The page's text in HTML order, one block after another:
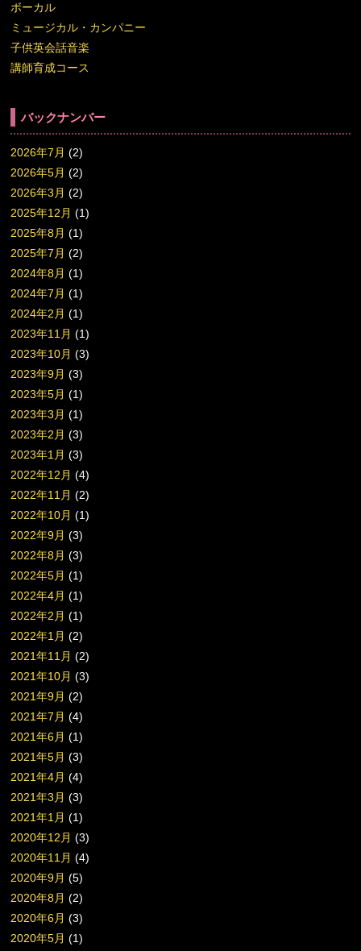
ボーカル
ミュージカル・カンパニー
子供英会話音楽
講師育成コース
バックナンバー
2026年7月 (2)
2026年5月 (2)
2026年3月 (2)
2025年12月 (1)
2025年8月 (1)
2025年7月 (2)
2024年8月 (1)
2024年7月 (1)
2024年2月 (1)
2023年11月 (1)
2023年10月 (3)
2023年9月 (3)
2023年5月 (1)
2023年3月 (1)
2023年2月 (3)
2023年1月 (3)
2022年12月 (4)
2022年11月 (2)
2022年10月 (1)
2022年9月 (3)
2022年8月 (3)
2022年5月 (1)
2022年4月 (1)
2022年2月 (1)
2022年1月 (2)
2021年11月 (2)
2021年10月 (3)
2021年9月 (2)
2021年7月 (4)
2021年6月 (1)
2021年5月 (3)
2021年4月 (4)
2021年3月 (3)
2021年1月 (1)
2020年12月 (3)
2020年11月 (4)
2020年9月 (5)
2020年8月 (2)
2020年6月 (3)
2020年5月 (1)